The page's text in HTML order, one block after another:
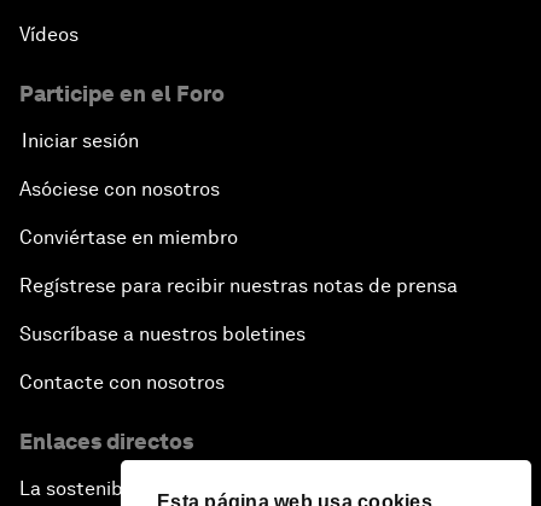
Esta página web usa cookies
Vídeos
Participe en el Foro
Iniciar sesión
Asóciese con nosotros
Conviértase en miembro
Regístrese para recibir nuestras notas de prensa
Suscríbase a nuestros boletines
Contacte con nosotros
Enlaces directos
La sostenibilidad en el Foro